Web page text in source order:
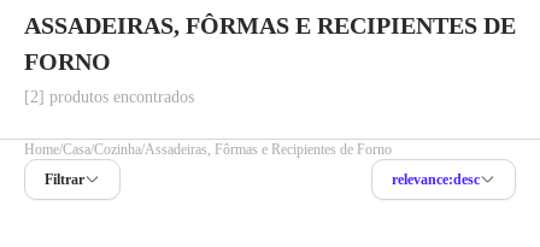
ASSADEIRAS, FÔRMAS E RECIPIENTES DE
FORNO
[2] produtos encontrados
Home Casa Cozinha Assadeiras, Fôrmas e Recipientes de Forno
Filtrar
relevance:desc